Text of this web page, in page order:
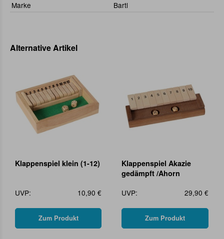
Marke
Bartl
Alternative Artikel
Klappenspiel klein (1-12)
UVP: 10,90 €
Zum Produkt
Klappenspiel Akazie
gedämpft /Ahorn
UVP:
29,90 €
Zum Produkt